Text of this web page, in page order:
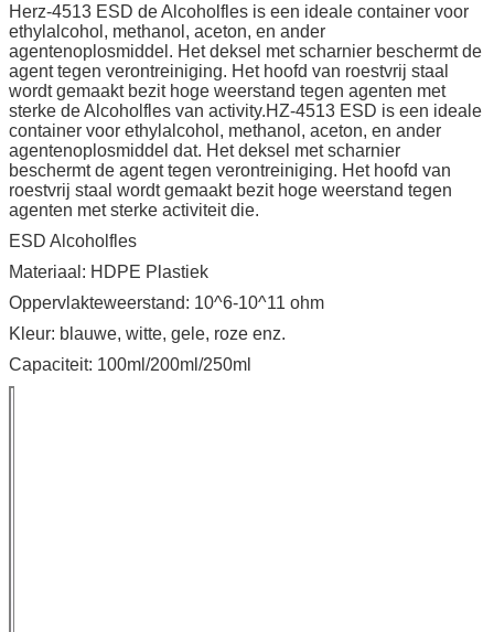
Herz-4513 ESD de Alcoholfles is een ideale container voor
ethylalcohol, methanol, aceton, en ander
agentenoplosmiddel. Het deksel met scharnier beschermt de
agent tegen verontreiniging. Het hoofd van roestvrij staal
wordt gemaakt bezit hoge weerstand tegen agenten met
sterke de Alcoholfles van activity.HZ-4513 ESD is een ideale
container voor ethylalcohol, methanol, aceton, en ander
agentenoplosmiddel dat. Het deksel met scharnier
beschermt de agent tegen verontreiniging. Het hoofd van
roestvrij staal wordt gemaakt bezit hoge weerstand tegen
agenten met sterke activiteit die.
ESD Alcoholfles
Materiaal: HDPE Plastiek
Oppervlakteweerstand: 10^6-10^11 ohm
Kleur: blauwe, witte, gele, roze enz.
Capaciteit: 100ml/200ml/250ml